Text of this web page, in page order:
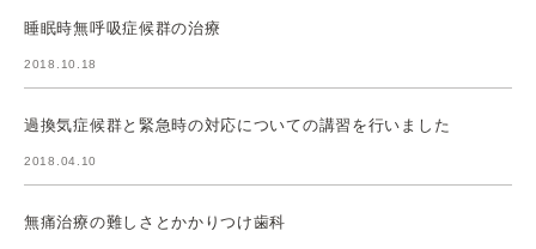
睡眠時無呼吸症候群の治療
2018.10.18
過換気症候群と緊急時の対応についての講習を行いました
2018.04.10
無痛治療の難しさとかかりつけ歯科